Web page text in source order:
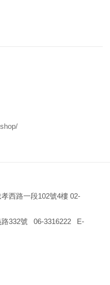
西路一段102號4樓 02-
路332號 06-3316222 E-